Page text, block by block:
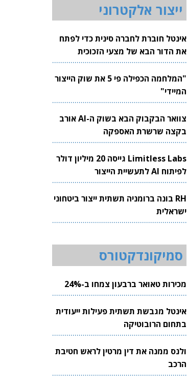
ייצור אלקטרוני
אינטל חוברת לחברה סינית כדי לפתח
את הדור הבא של מצעי הזכוכית
לשבבים
"המלחמה הכפילה פי 5 את שוק הייצור
המיידי"
צוואר הבקבוק הבא בשוק ה-AI אורב
בקצה שרשרת האספקה
Limitless Labs גייסה 20 מיליון דולר
לפיתוח AI לתעשיית הייצור
RH בונה ברומניה תשתית ייצור ביטחוני
ישראלית
סמיקונדקטורס
מכירות טאואר ברבעון צמחו ב-24%
אינטל מגבשת תשתית פעילות ייעודית
בתחום הרובוטיקה
ולנס ממנה את דין מרטין לראש חטיבת
הרכב